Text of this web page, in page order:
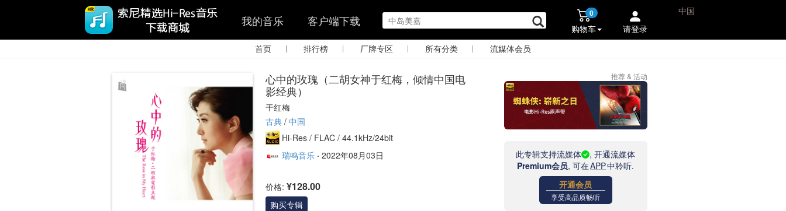
我的音乐 客户端下载 0
购物车 请登录
中国
首页 | 排行榜 | 厂牌专区 | 所有分类 | 流媒体会员
心中的玫瑰（二胡女神于红梅，倾情中国电
影经典）
于红梅
古典 / 中国
Hi-Res / FLAC / 44.1kHz/24bit
瑞鸣音乐 · 2022年08月03日
价格: ¥128.00
购买专辑
推荐 & 活动
此专辑支持流媒体
, 开通流媒体
Premium会员, 可在APP中聆听.
开通会员
享受高品质畅听